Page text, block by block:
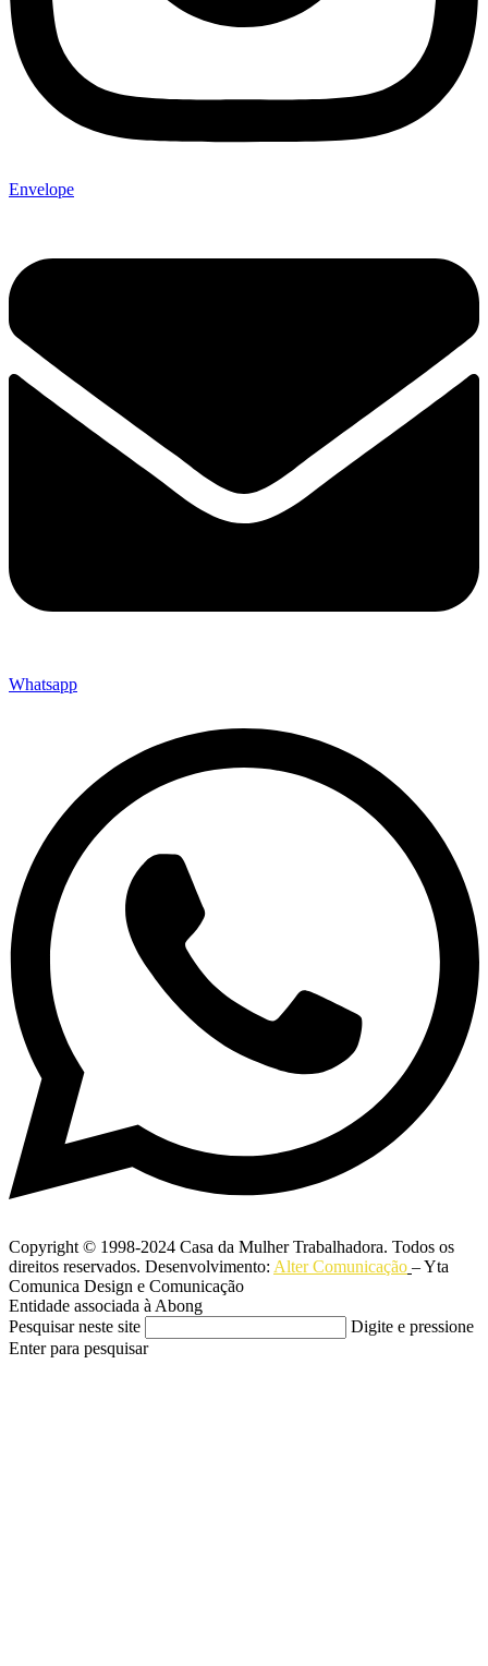
Envelope
Whatsapp
Copyright © 1998-2024 Casa da Mulher Trabalhadora. Todos os
direitos reservados. Desenvolvimento: Alter Comunicação – Yta
Comunica Design e Comunicação
Entidade associada à Abong
Pesquisar neste site
Digite e pressione
Enter para pesquisar